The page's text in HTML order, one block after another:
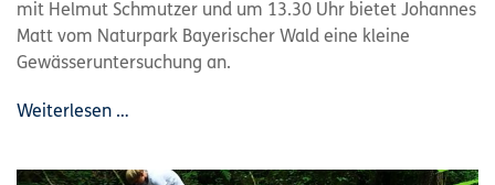
mit Helmut Schmutzer und um 13.30 Uhr bietet Johannes
Matt vom Naturpark Bayerischer Wald eine kleine
Gewässeruntersuchung an.
Weiterlesen …